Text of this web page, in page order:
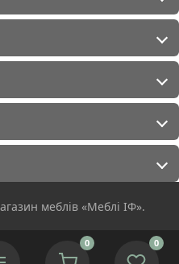
меблів «Меблі ІФ».
0 0
покращення роботи сайту.